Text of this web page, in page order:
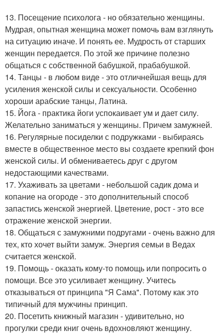
13. Посещение психолога - но обязательно женщины.
Мудрая, опытная женщина может помочь вам взглянуть
на ситуацию иначе. И понять ее. Мудрость от старших
женщин передается. По этой же причине полезно
общаться с собственной бабушкой, прабабушкой.
14. Танцы - в любом виде - это отличнейшая вещь для
усиления женской силы и сексуальности. Особенно
хороши арабские танцы, Латина.
15. Йога - практика йоги успокаивает ум и дает силу.
Желательно заниматься у женщины. Причем замужней.
16. Регулярные посиделки с подружками - выбираясь
вместе в общественное место вы создаете крепкий фон
женской силы. И обмениваетесь друг с другом
недостающими качествами.
17. Ухаживать за цветами - небольшой садик дома и
копание на огороде - это дополнительный способ
запастись женской энергией. Цветение, рост - это все
отражение женской энергии.
18. Общаться с замужними подругами - очень важно для
тех, кто хочет выйти замуж. Энергия семьи в Ведах
считается женской.
19. Помощь - оказать кому-то помощь или попросить о
помощи. Все это усиливает женщину. Учитесь
отказываться от принципа "Я Сама". Потому как это
типичный для мужчины принцип.
20. Посетить книжный магазин - удивительно, но
прогулки среди книг очень вдохновляют женщину.